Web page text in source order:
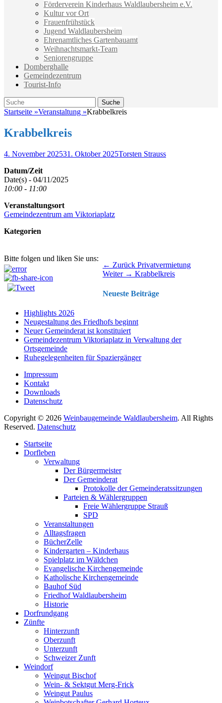
Förderverein Kinderhaus Waldlaubersheim e.V.
Kultur vor Ort
Frauenfrühstück
Jugend Waldlaubersheim
Ehrenamtliches Gartenbauamt
Weihnachtsmarkt-Team
Seniorengruppe
Domberghalle
Gemeindezentrum
Tourist-Info
Suche
Suche
nach:
Startseite »Veranstaltung »Krabbelkreis
Krabbelkreis
Veröffentlicht
4. November 202531. Oktober 2025Autor
Torsten Strauss
Datum/Zeit
Date(s) - 04/11/2025
10:00 - 11:00
Veranstaltungsort
Gemeindezentrum am Viktoriaplatz
Kategorien
Bitte folgen und liken Sie uns:
Beitragsnavigation ← Zurück Vorhergehender
Beitrag:
Privatvermietung
Weiter → Nächster
Krabbelkreis
Neueste Beiträge
Highlights 2026
Neugestaltung des Friedhofs beginnt
Neuer Gemeinderat ist konstituiert
Gemeindezentrum Viktoriaplatz in Verwaltung der
Ortsgemeinde
Ruhegelegenheiten für Spaziergänger
Impressum
Kontakt
Downloads
Datenschutz
Copyright © 2026 Weinbaugemeinde Waldlaubersheim. All Rights
Reserved. Datenschutz
oben
scrollen
Startseite
Dorfleben
Verwaltung
Der Bürgermeister
Der Gemeinderat
Protokolle der Gemeinderatssitzungen
Parteien & Wählergruppen
Freie Wählergruppe Strauß
SPD
Veranstaltungen
Alltagsfragen
BücherZelle
Kindergarten – Kinderhaus
Spielplatz im Wäldchen
Evangelische Kirchengemeinde
Katholische Kirchengemeinde
Bauhof Süd
Friedhof Waldlaubersheim
Historie
Dorfrundgang
Zünfte
Hinterzunft
Oberzunft
Unterzunft
Schweizer Zunft
Weindorf
Weingut Bischof
Wein- & Sektgut Merg-Frick
Weingut Paulus